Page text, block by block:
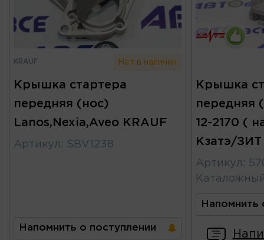
KRAUF Нет в наличии
Крышка стартера
передняя (нос)
Lanos,Nexia,Aveo KRAUF
Артикул : SBV1238
Напомнить о поступлении
Крышка
передняя
12-2170 (
Кзатэ/ЗИТ
Артикул :
Напомнить